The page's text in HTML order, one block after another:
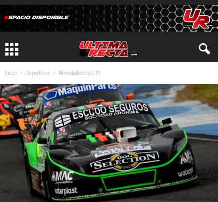
Inicio Deportivas Novedades en el TC